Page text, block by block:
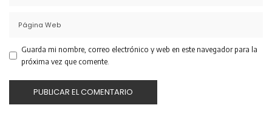
Guarda mi nombre, correo electrónico y web en este navegador para la
próxima vez que comente.